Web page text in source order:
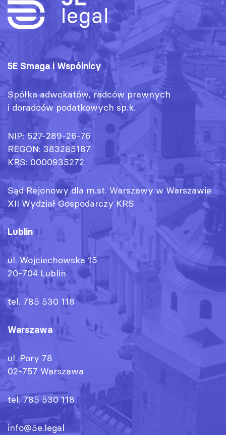
5E Smaga i Wspólnicy
Spółka adwokatów, radców prawnych
i doradców podatkowych sp.k.
NIP: 527-289-26-76
REGON: 383285187
KRS: 0000935272
Sąd Rejonowy dla m.st. Warszawy w Warszawie
XII Wydział Gospodarczy KRS
Lublin
ul. Wojciechowska 15
20-704 Lublin
tel. 785 530 118
Warszawa
ul. Pory 78
02-757 Warszawa
tel. 785 530 118
info@5e.legal